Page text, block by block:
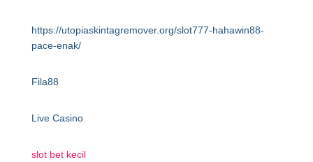
https://utopiaskintagremover.org/slot777-hahawin88-
pace-enak/
Fila88
Live Casino
slot bet kecil